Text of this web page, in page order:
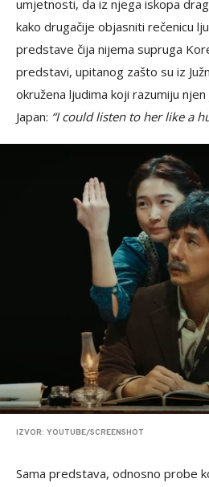
umjetnosti, da iz njega iskopa
kako drugačije objasniti rečenicu
predstave čija nijema supruga
predstavi, upitanog zašto su iz
okružena ljudima koji razumiju
Japan: “I could listen to her like a
IZVOR: YOUTUBE/SCREENSHOT
Sama predstava, odnosno probe